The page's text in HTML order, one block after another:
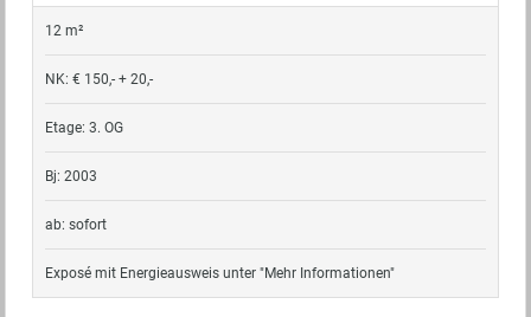
12 m²
NK: € 150,- + 20,-
Etage: 3. OG
Bj: 2003
ab: sofort
Exposé mit Energieausweis unter "Mehr Informationen"